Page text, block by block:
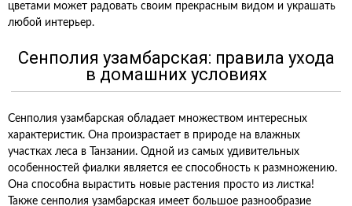
цветами может радовать своим прекрасным видом и украшать
любой интерьер.
Сенполия узамбарская: правила ухода
в домашних условиях
Сенполия узамбарская обладает множеством интересных
характеристик. Она произрастает в природе на влажных
участках леса в Танзании. Одной из самых удивительных
особенностей фиалки является ее способность к размножению.
Она способна вырастить новые растения просто из листка!
Также сенполия узамбарская имеет большое разнообразие